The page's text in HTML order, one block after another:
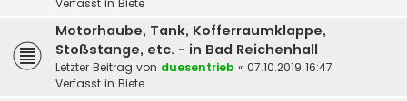
Verfasst in Biete
Motorhaube, Tank, Kofferraumklappe,
Stoßstange, etc. - in Bad Reichenhall
Letzter Beitrag von duesentrieb « 07.10.2019 16:47
Verfasst in Biete